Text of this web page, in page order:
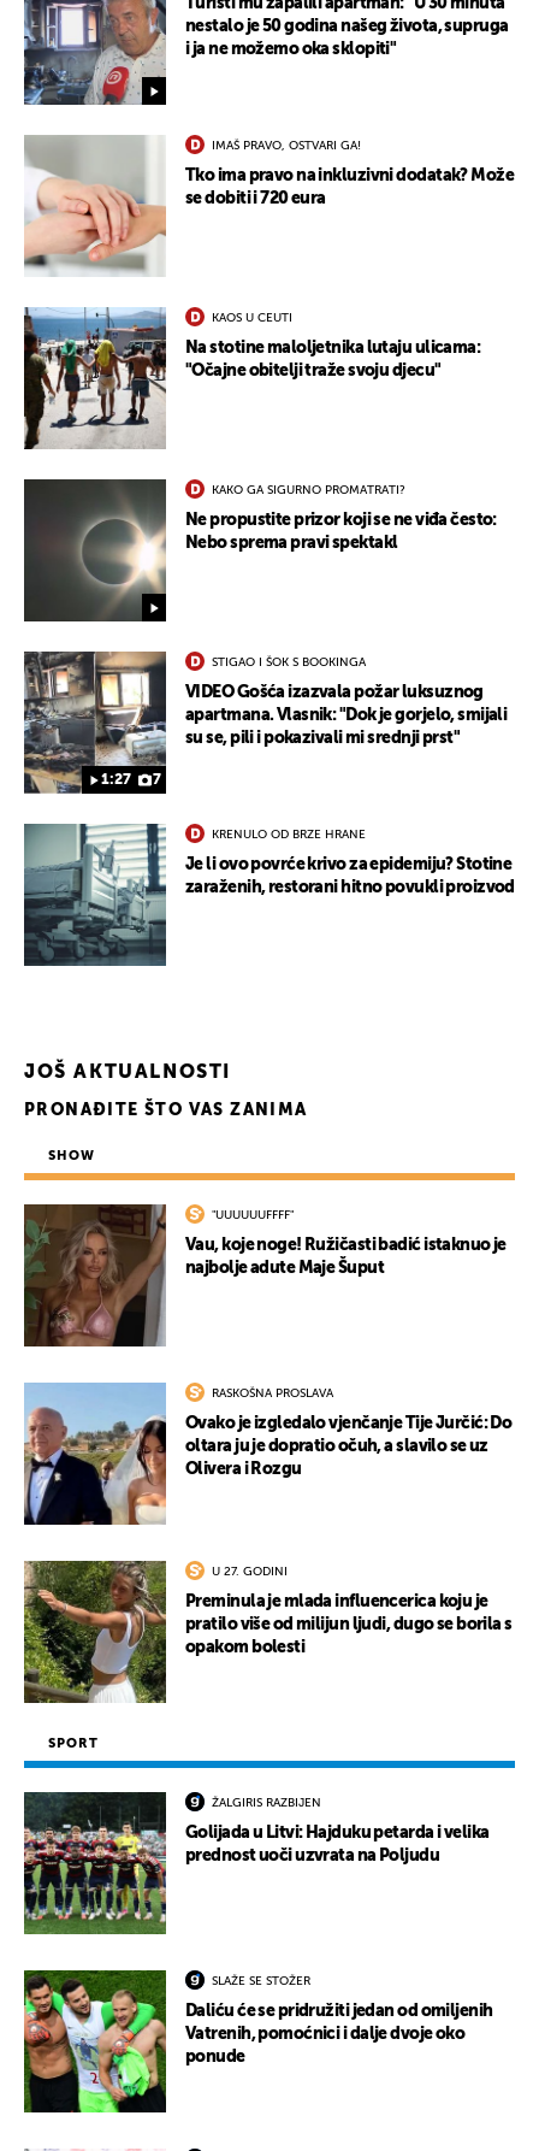
Turisti mu zapalili apartman: "U 30 minuta
nestalo je 50 godina našeg života, supruga
i ja ne možemo oka sklopiti"
IMAŠ PRAVO, OSTVARI GA!
Tko ima pravo na inkluzivni dodatak? Može
se dobiti i 720 eura
KAOS U CEUTI
Na stotine maloljetnika lutaju ulicama:
"Očajne obitelji traže svoju djecu"
KAKO GA SIGURNO PROMATRATI?
Ne propustite prizor koji se ne viđa često:
Nebo sprema pravi spektakl
1:27 7
STIGAO I ŠOK S BOOKINGA
VIDEO Gošća izazvala požar luksuznog
apartmana. Vlasnik: "Dok je gorjelo, smijali
su se, pili i pokazivali mi srednji prst"
KRENULO OD BRZE HRANE
Je li ovo povrće krivo za epidemiju? Stotine
zaraženih, restorani hitno povukli proizvod
JOŠ AKTUALNOSTI
PRONAĐITE ŠTO VAS ZANIMA
SHOW
"UUUUUUFFFF"
Vau, koje noge! Ružičasti badić istaknuo je
najbolje adute Maje Šuput
RASKOŠNA PROSLAVA
Ovako je izgledalo vjenčanje Tije Jurčić: Do
oltara ju je dopratio očuh, a slavilo se uz
Olivera i Rozgu
U 27. GODINI
Preminula je mlada influencerica koju je
pratilo više od milijun ljudi, dugo se borila s
opakom bolesti
SPORT
ŽALGIRIS RAZBIJEN
Golijada u Litvi: Hajduku petarda i velika
prednost uoči uzvrata na Poljudu
SLAŽE SE STOŽER
Daliću će se pridružiti jedan od omiljenih
Vatrenih, pomoćnici i dalje dvoje oko
ponude